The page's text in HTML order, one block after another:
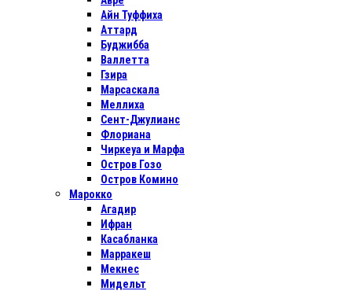
Айн Туффиха
Аттард
Буджибба
Валлетта
Гзира
Марсаскала
Меллиха
Сент-Джулианс
Флориана
Чиркеуа и Марфа
Остров Гозо
Остров Комино
Марокко
Агадир
Ифран
Касабланка
Марракеш
Мекнес
Мидельт